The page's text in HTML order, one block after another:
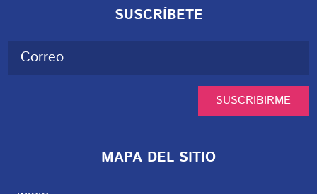
SUSCRÍBETE
SUSCRIBIRME
MAPA DEL SITIO